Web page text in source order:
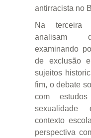
antirracista no
Na terceira
analisam
examinando
de exclusão
sujeitos
fim, o debate
com
sexualidade
contexto
perspectiva